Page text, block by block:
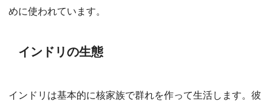
めに使われています。
インドリの生態
インドリは基本的に核家族で群れを作って生活します。彼